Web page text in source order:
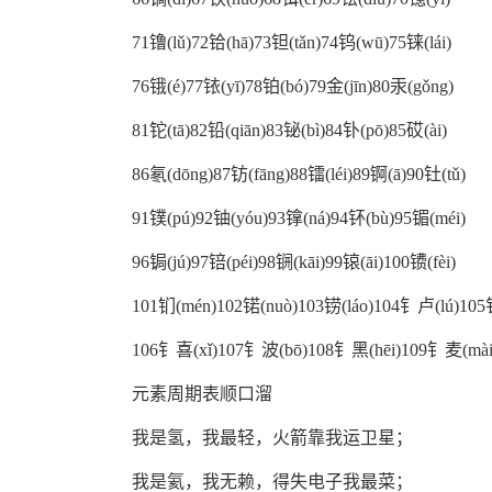
71镥(lǔ)72铪(hā)73钽(tǎn)74钨(wū)75铼(lái)
76锇(é)77铱(yī)78铂(bó)79金(jīn)80汞(gǒng)
81铊(tā)82铅(qiān)83铋(bì)84钋(pō)85砹(ài)
86氡(dōng)87钫(fāng)88镭(léi)89锕(ā)90钍(tǔ)
91镤(pú)92铀(yóu)93镎(ná)94钚(bù)95镅(méi)
96锔(jú)97锫(péi)98锎(kāi)99锿(āi)100镄(fèi)
101钔(mén)102锘(nuò)103铹(láo)104钅卢(lú)105
106钅喜(xǐ)107钅波(bō)108钅黑(hēi)109钅麦
元素周期表顺口溜
我是氢，我最轻，火箭靠我运卫星；
我是氦，我无赖，得失电子我最菜；